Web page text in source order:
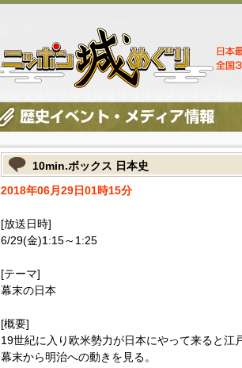
10min.ボックス 日本史
2018年06月29日01時15分
[放送日時]
6/29(金)1:15～1:25
[テーマ]
幕末の日本
[概要]
19世紀に入り欧米勢力が日本にやって来ると江
幕末から明治への動きを見る。